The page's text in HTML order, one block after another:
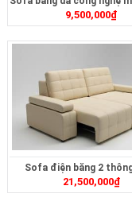
9,500,000₫
Sofa điện băng 2
ZT2626
21,500,000₫